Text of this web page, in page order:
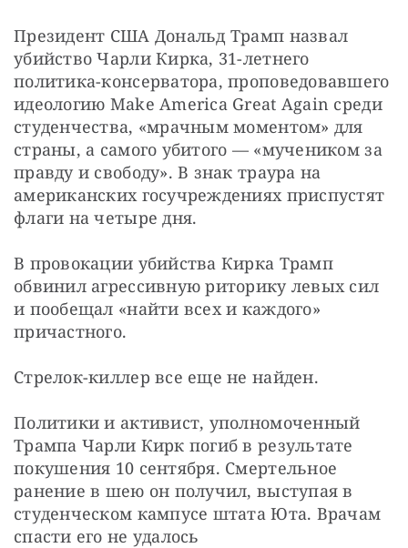
Президент США Дональд Трамп назвал
убийство Чарли Кирка, 31-летнего
политика-консерватора, проповедовавшего
идеологию Make America Great Again среди
студенчества, «мрачным моментом» для
страны, а самого убитого — «мучеником за
правду и свободу». В знак траура на
американских госучреждениях приспустят
флаги на четыре дня.
В провокации убийства Кирка Трамп
обвинил агрессивную риторику левых сил
и пообещал «найти всех и каждого»
причастного.
Стрелок-киллер все еще не найден.
Политики и активист, уполномоченный
Трампа Чарли Кирк погиб в результате
покушения 10 сентября. Смертельное
ранение в шею он получил, выступая в
студенческом кампусе штата Юта. Врачам
спасти его не удалось